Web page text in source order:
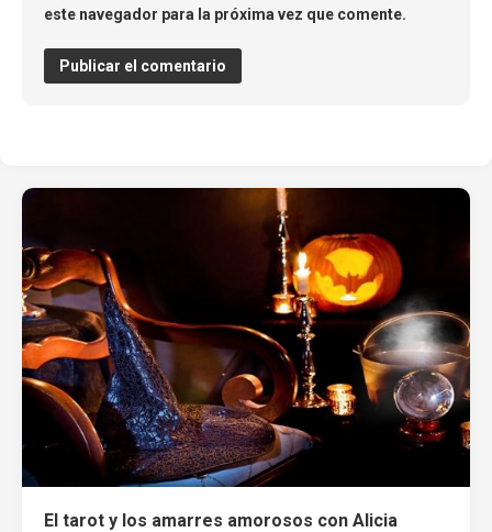
este navegador para la próxima vez que comente.
El tarot y los amarres amorosos con Alicia